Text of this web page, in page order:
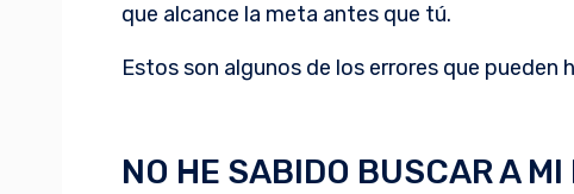
que alcance la meta antes que tú.
Estos son algunos de los errores que pueden
NO HE SABIDO BUSCAR A